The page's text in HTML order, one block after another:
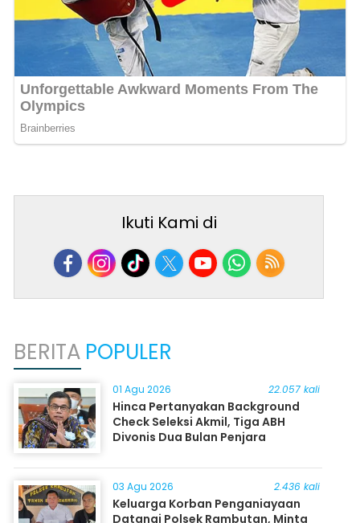
Ikuti Kami di
BERITA POPULER
01 Agu 2026 22.057 kali
Hinca Pertanyakan Background
Check Seleksi Akmil, Tiga ABH
Divonis Dua Bulan Penjara
03 Agu 2026 2.436 kali
Keluarga Korban Penganiayaan
Datangi Polsek Rambutan, Minta